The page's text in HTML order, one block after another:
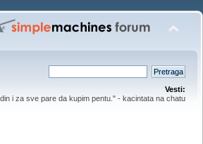
Vesti:
i za sve pare da kupim pentu." - kacintata na chatu